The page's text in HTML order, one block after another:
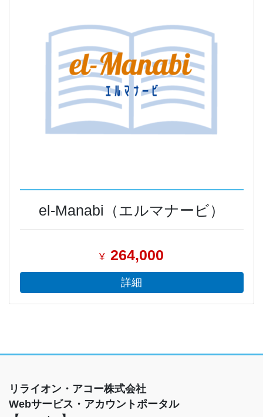
el-Manabi（エルマナービ）
¥ 264,000
詳細
リライオン・アコー株式会社
Webサービス・アカウントポータル